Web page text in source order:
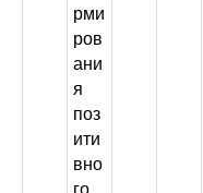
рми
ров
ани
я
поз
ити
вно
го